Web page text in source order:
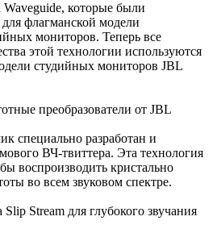
Waveguide, которые были
флагманской модели
мониторов. Теперь все
этой технологии используются
студийных мониторов JBL
преобразователи от JBL
специально разработан и
ВЧ-твиттера. Эта технология
воспроизводить кристально
во всем звуковом спектре.
Stream для глубокого звучания